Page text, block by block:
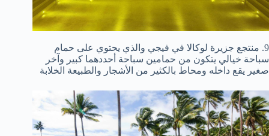
9. منتجع جزيرة لوكالا في فيجي والذي يحتوي على حمام
سباحة خيالي يتكون من حمامين سباحة أحددهما كبير وآخر
صغير يقع داخله ومحاط بالكثير من الأشجار والطبيعة الخلابة